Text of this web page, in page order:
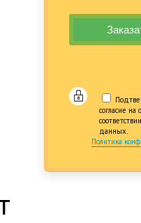
согласие
данных.
Политика